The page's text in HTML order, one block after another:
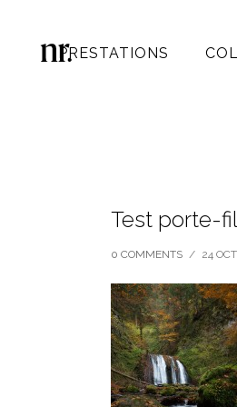
PRESTATIONS
Test porte-
0 COMMENTS / 24